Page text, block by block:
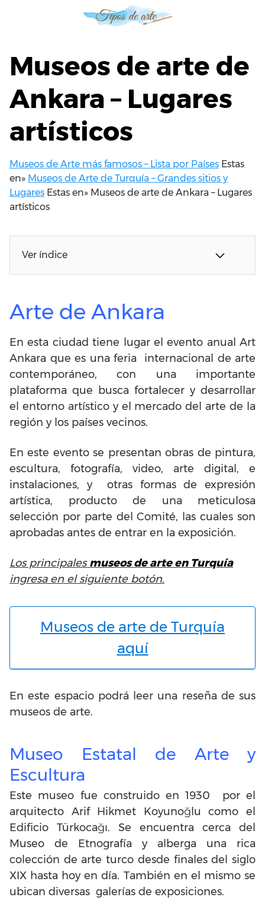
Museos de arte de
Ankara – Lugares
artísticos
Museos de Arte más famosos – Lista por Países Estas
en» Museos de Arte de Turquía – Grandes sitios y
Lugares Estas en» Museos de arte de Ankara – Lugares
artísticos
Ver índice
Arte de Ankara
En esta ciudad tiene lugar el evento anual Art
Ankara que es una feria internacional de arte
contemporáneo, con una importante
plataforma que busca fortalecer y desarrollar
el entorno artístico y el mercado del arte de la
región y los países vecinos.
En este evento se presentan obras de pintura,
escultura, fotografía, video, arte digital, e
instalaciones, y otras formas de expresión
artística, producto de una meticulosa
selección por parte del Comité, las cuales son
aprobadas antes de entrar en la exposición.
Los principalesmuseos de arte en Turquía
ingresa en el siguiente botón.
Museos de arte de Turquía
aquí
En este espacio podrá leer una reseña de sus
museos de arte.
Museo Estatal de Arte y
Escultura
Este museo fue construido en 1930 por el
arquitecto Arif Hikmet Koyunoğlu como el
Edificio Türkocağı. Se encuentra cerca del
Museo de Etnografía y alberga una rica
colección de arte turco desde finales del siglo
XIX hasta hoy en día. También en el mismo se
ubican diversas galerías de exposiciones.